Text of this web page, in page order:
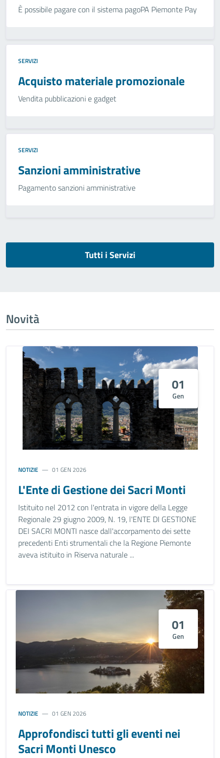
È possibile pagare con il sistema pagoPA Piemonte Pay
SERVIZI
Acquisto materiale promozionale
Vendita pubblicazioni e gadget
SERVIZI
Sanzioni amministrative
Pagamento sanzioni amministrative
Tutti i Servizi
Novità
01
Gen
NOTIZIE 01 GEN 2026
L'Ente di Gestione dei Sacri Monti
Istituito nel 2012 con l'entrata in vigore della Legge
Regionale 29 giugno 2009, N. 19, l'ENTE DI GESTIONE
DEI SACRI MONTI nasce dall'accorpamento dei sette
precedenti Enti strumentali che la Regione Piemonte
aveva istituito in Riserva naturale ...
01
Gen
NOTIZIE 01 GEN 2026
Approfondisci tutti gli eventi nei
Sacri Monti Unesco